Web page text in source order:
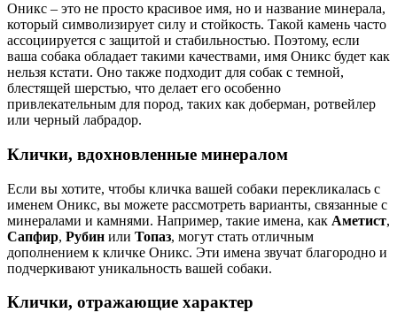
Оникс – это не просто красивое имя, но и название минерала,
который символизирует силу и стойкость. Такой камень часто
ассоциируется с защитой и стабильностью. Поэтому, если
ваша собака обладает такими качествами, имя Оникс будет как
нельзя кстати. Оно также подходит для собак с темной,
блестящей шерстью, что делает его особенно
привлекательным для пород, таких как доберман, ротвейлер
или черный лабрадор.
Клички, вдохновленные минералом
Если вы хотите, чтобы кличка вашей собаки перекликалась с
именем Оникс, вы можете рассмотреть варианты, связанные с
минералами и камнями. Например, такие имена, как Аметист,
Сапфир, Рубин или Топаз, могут стать отличным
дополнением к кличке Оникс. Эти имена звучат благородно и
подчеркивают уникальность вашей собаки.
Клички, отражающие характер